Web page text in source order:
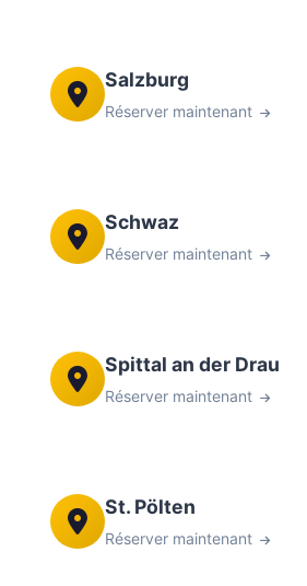
Salzburg
Réserver maintenant
Schwaz
Réserver maintenant
Spittal an der Drau
Réserver maintenant
St. Pölten
Réserver maintenant